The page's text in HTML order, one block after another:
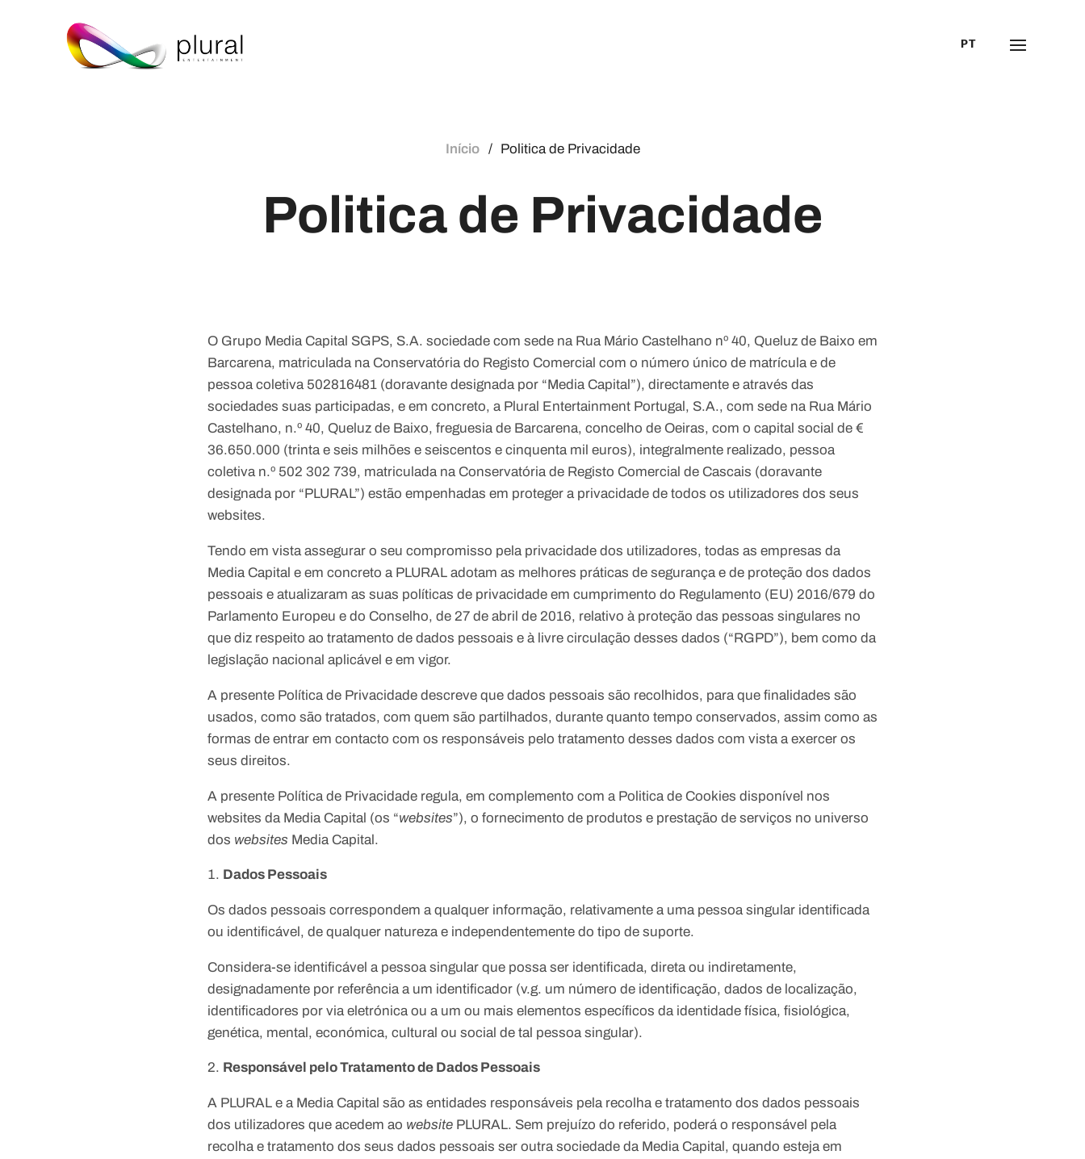
PT
Início Politica de Privacidade
Politica de Privacidade
O Grupo Media Capital SGPS, S.A. sociedade com sede na Rua Mário Castelhano nº 40, Queluz de Baixo em
Barcarena, matriculada na Conservatória do Registo Comercial com o número único de matrícula e de
pessoa coletiva 502816481 (doravante designada por “Media Capital”), directamente e através das
sociedades suas participadas, e em concreto, a Plural Entertainment Portugal, S.A., com sede na Rua Mário
Castelhano, n.º 40, Queluz de Baixo, freguesia de Barcarena, concelho de Oeiras, com o capital social de €
36.650.000 (trinta e seis milhões e seiscentos e cinquenta mil euros), integralmente realizado, pessoa
coletiva n.º 502 302 739, matriculada na Conservatória de Registo Comercial de Cascais (doravante
designada por “PLURAL”) estão empenhadas em proteger a privacidade de todos os utilizadores dos seus
websites.
Tendo em vista assegurar o seu compromisso pela privacidade dos utilizadores, todas as empresas da
Media Capital e em concreto a PLURAL adotam as melhores práticas de segurança e de proteção dos dados
pessoais e atualizaram as suas políticas de privacidade em cumprimento do Regulamento (EU) 2016/679 do
Parlamento Europeu e do Conselho, de 27 de abril de 2016, relativo à proteção das pessoas singulares no
que diz respeito ao tratamento de dados pessoais e à livre circulação desses dados (“RGPD”), bem como da
legislação nacional aplicável e em vigor.
A presente Política de Privacidade descreve que dados pessoais são recolhidos, para que finalidades são
usados, como são tratados, com quem são partilhados, durante quanto tempo conservados, assim como as
formas de entrar em contacto com os responsáveis pelo tratamento desses dados com vista a exercer os
seus direitos.
A presente Política de Privacidade regula, em complemento com a Politica de Cookies disponível nos
websites da Media Capital (os “websites”), o fornecimento de produtos e prestação de serviços no universo
dos websites Media Capital.
Dados Pessoais
Os dados pessoais correspondem a qualquer informação, relativamente a uma pessoa singular identificada
ou identificável, de qualquer natureza e independentemente do tipo de suporte.
Considera-se identificável a pessoa singular que possa ser identificada, direta ou indiretamente,
designadamente por referência a um identificador (v.g. um número de identificação, dados de localização,
identificadores por via eletrónica ou a um ou mais elementos específicos da identidade física, fisiológica,
genética, mental, económica, cultural ou social de tal pessoa singular).
Responsável pelo Tratamento de Dados Pessoais
A PLURAL e a Media Capital são as entidades responsáveis pela recolha e tratamento dos dados pessoais
dos utilizadores que acedem ao website PLURAL. Sem prejuízo do referido, poderá o responsável pela
recolha e tratamento dos seus dados pessoais ser outra sociedade da Media Capital, quando esteja em